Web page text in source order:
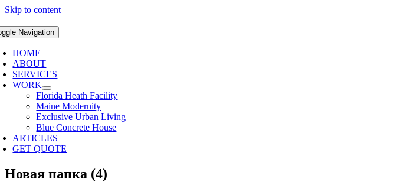
Skip to content
Navigation
HOME
ABOUT
SERVICES
WORK
Florida Heath Facility
Maine Modernity
Exclusive Urban Living
Blue Concrete House
ARTICLES
GET QUOTE
Новая папка (4)